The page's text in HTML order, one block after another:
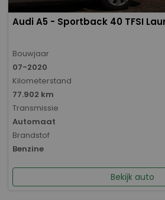
Audi A5 - Sportback 40 TFSI
Bouwjaar
07-2020
Kilometerstand
77.902 km
Transmissie
Automaat
Brandstof
Benzine
Bekijk auto